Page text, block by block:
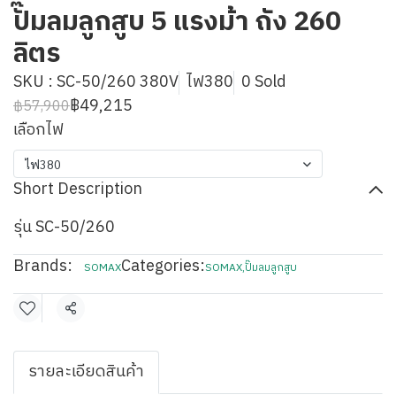
ปั๊มลมลูกสูบ 5 แรงม้า ถัง 260
ลิตร
SKU : SC-50/260 380V ไฟ380 0 Sold
฿57,900฿49,215
เลือกไฟ
ไฟ380
Short Description
รุ่น SC-50/260
Brands:
SOMAXCategories:SOMAX,ปั๊มลมลูกสูบ
Share
รายละเอียดสินค้า